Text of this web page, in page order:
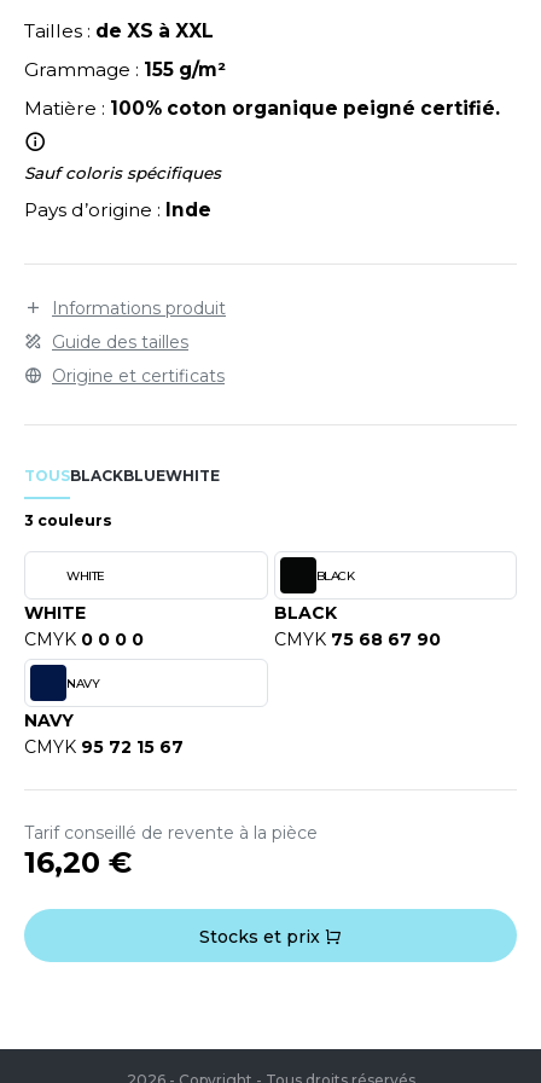
LABEL / TEAR AWAY
VETEMENTS
SHIRT
SHIRT
PROFESSIONNELLE
- BLOUSON
OF THE LOOM
OF THE LOOM VINTAGE
- BLANKS
COOL
HOODS
T'S
SERIE
Tailles : de XS à XXL
Grammage : 155 g/m²
Matière : 100% coton organique peigné certifié.
Sauf coloris spécifiques
Pays d’origine : Inde
Informations produit
Guide des tailles
Origine et certificats
TOUSBLACKBLUEWHITE
3 couleurs
WHITE
WHITE
CMYK 0 0 0 0
BLACK
BLACK
CMYK 75 68 67 90
NAVY
NAVY
CMYK 95 72 15 67
Tarif conseillé de revente à la pièce
16,20 €
Stocks et prix